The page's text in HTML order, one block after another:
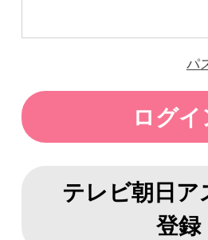
パ
テレビ朝日ア
登録